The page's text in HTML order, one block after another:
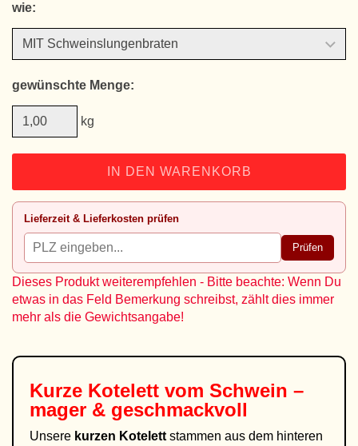
wie:
gewünschte Menge:
kg
IN DEN WARENKORB
Lieferzeit & Lieferkosten prüfen
Prüfen
Dieses Produkt weiterempfehlen - Bitte beachte: Wenn Du
etwas in das Feld Bemerkung schreibst, zählt dies immer
mehr als die Gewichtsangabe!
Kurze Kotelett vom Schwein –
mager & geschmackvoll
Unsere kurzen Kotelett stammen aus dem hinteren